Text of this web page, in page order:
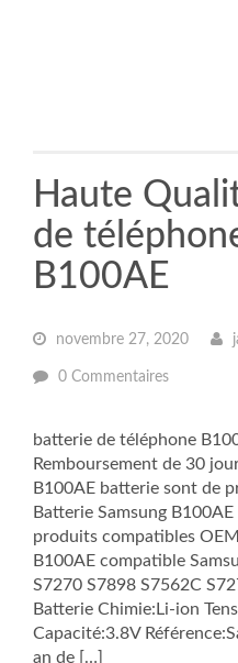
Haute
de
B100AE
novembre 27, 2020
0 Commentaires
batterie de téléphone
Remboursement de 30
B100AE batterie sont de
Batterie Samsung
produits compatibles
B100AE compatible
S7270 S7898 S7562C
Batterie Chimie:Li-ion
Capacité:3.8V
an de […]